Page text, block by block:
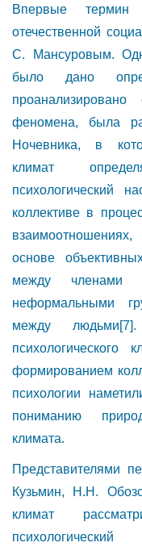
Впервые термин
отечественной
С. Мансуровым.
было дано
проанализировано
феномена, была
Ночевника, в
климат
психологический
коллективе в
основе
между членами
неформальными
между людьми[7].
психологического
формированием
психологии
пониманию
климата.
Представителями
Кузьмин, Н.Н.
климат